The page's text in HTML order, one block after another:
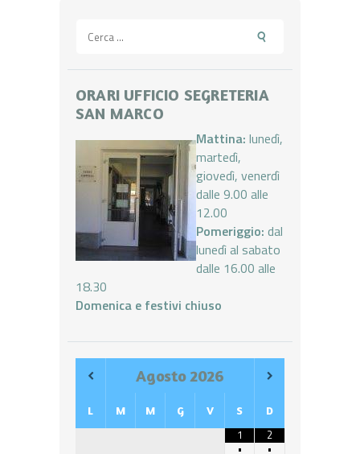
per:
ORARI UFFICIO SEGRETERIA
SAN MARCO
Mattina: lunedì,
martedì,
giovedì, venerdì
dalle 9.00 alle
12.00
Pomeriggio: dal
lunedì al sabato
dalle 16.00 alle
18.30
Domenica e festivi chiuso
Agosto2026
L M M G V S D
1
•
2
•